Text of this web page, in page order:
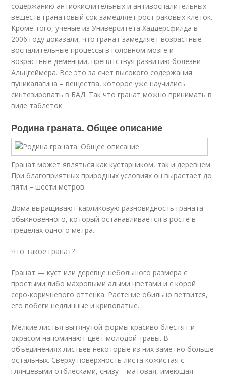
содержанию антиокислительных и антивоспалительных
веществ гранатовый сок замедляет рост раковых клеток.
Кроме того, ученые из Университета Хаддерсфилда в
2006 году доказали, что гранат замедляет возрастные
воспалительные процессы в головном мозге и
возрастные деменции, препятствуя развитию болезни
Альцгеймера. Все это за счет высокого содержания
пуникалагина – вещества, которое уже научились
синтезировать в БАД. Так что гранат можно принимать в
виде таблеток.
Родина граната. Общее описание
Гранат может являться как кустарником, так и деревцем.
При благоприятных природных условиях он вырастает до
пяти – шести метров.
Дома выращивают карликовую разновидность граната
обыкновенного, который останавливается в росте в
пределах одного метра.
Что такое гранат?
Гранат — куст или деревце небольшого размера с
простыми либо махровыми алыми цветами и с корой
серо-коричневого оттенка. Растение обильно ветвится,
его побеги недлинные и кривоватые.
Мелкие листья вытянутой формы красиво блестят и
окрасом напоминают цвет молодой травы. В
объединениях листьев некоторые из них заметно больше
остальных. Сверху поверхность листа кожистая с
глянцевыми отблесками, снизу – матовая, имеющая